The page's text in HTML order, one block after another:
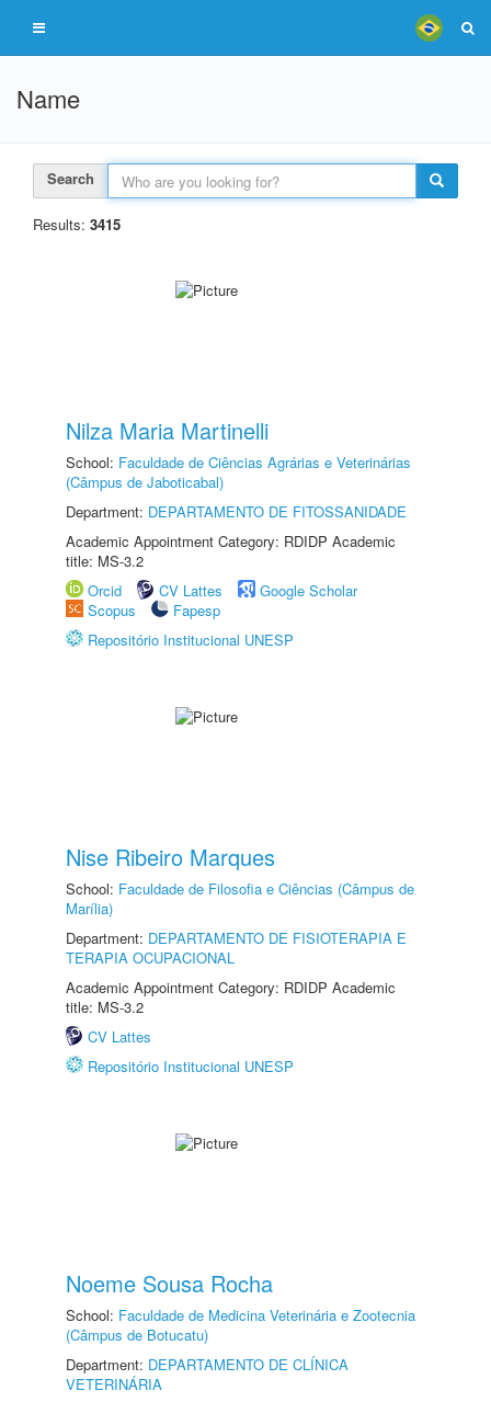
Name
Search
Results: 3415
Nilza Maria Martinelli
School: Faculdade de Ciências Agrárias e Veterinárias
(Câmpus de Jaboticabal)
Department: DEPARTAMENTO DE FITOSSANIDADE
Academic Appointment Category: RDIDP Academic
title: MS-3.2
Orcid
CV Lattes
Google Scholar
Scopus
Fapesp
Repositório Institucional UNESP
Nise Ribeiro Marques
School: Faculdade de Filosofia e Ciências (Câmpus de
Marília)
Department: DEPARTAMENTO DE FISIOTERAPIA E
TERAPIA OCUPACIONAL
Academic Appointment Category: RDIDP Academic
title: MS-3.2
CV Lattes
Repositório Institucional UNESP
Noeme Sousa Rocha
School: Faculdade de Medicina Veterinária e Zootecnia
(Câmpus de Botucatu)
Department: DEPARTAMENTO DE CLÍNICA
VETERINÁRIA